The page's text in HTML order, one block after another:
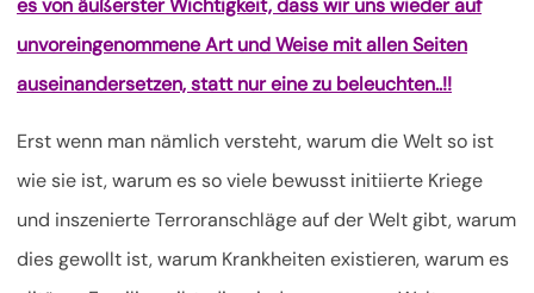
unvoreingenommene Art und Weise mit allen Seiten
auseinandersetzen, statt nur eine zu beleuchten..!!
Erst wenn man nämlich versteht, warum die Welt so ist
wie sie ist, warum es so viele bewusst initiierte Kriege
und inszenierte Terroranschläge auf der Welt gibt, warum
dies gewollt ist, warum Krankheiten existieren, warum es